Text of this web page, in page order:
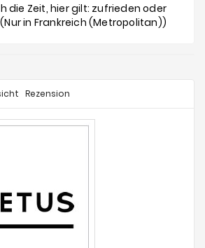
die Zeit, hier gilt: zufrieden oder
in Frankreich (Metropolitan))
Rezension